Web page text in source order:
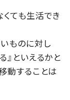
ても生活でき
ものに対し
』といえるかと
動することは